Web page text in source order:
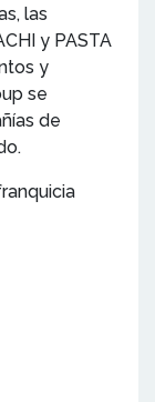
las
y PASTA
y
se
de